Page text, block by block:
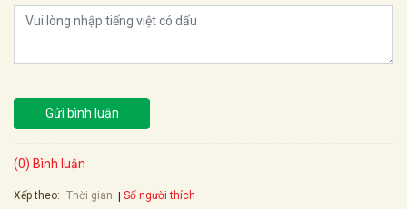
Gửi bình luận
(0) Bình luận
Xếp theo: Thời gian Số người thích